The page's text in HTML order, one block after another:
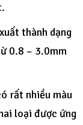
thành dạng
0.8 – 3.0mm
rất nhiều màu
loại được ứng